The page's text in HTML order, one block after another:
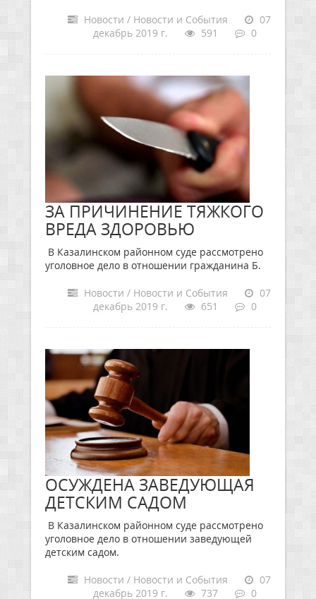
Новости / Новости и События
07
декабрь 2019 г.
591 0
ЗА ПРИЧИНЕНИЕ ТЯЖКОГО
ВРЕДА ЗДОРОВЬЮ
В Казалинском районном суде рассмотрено
уголовное дело в отношении гражданина Б.
Новости / Новости и События
07
декабрь 2019 г.
651 0
ОСУЖДЕНА ЗАВЕДУЮЩАЯ
ДЕТСКИМ САДОМ
В Казалинском районном суде рассмотрено
уголовное дело в отношении заведующей
детским садом.
Новости / Новости и События
07
декабрь 2019 г.
737 0